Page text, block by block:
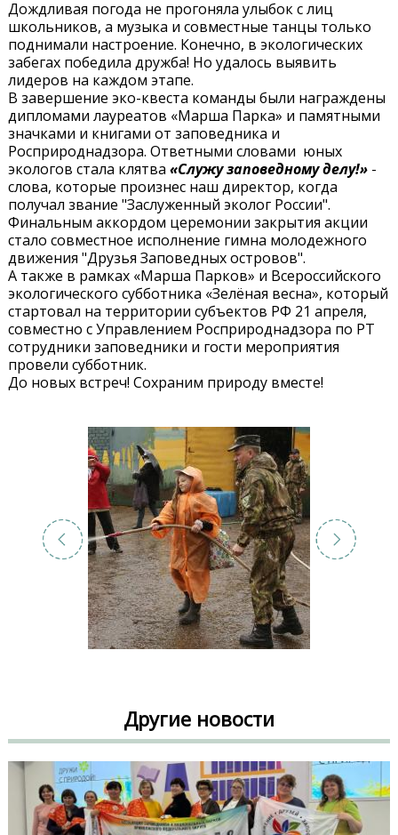
Дождливая погода не прогоняла улыбок с лиц
школьников, а музыка и совместные танцы только
поднимали настроение. Конечно, в экологических
забегах победила дружба! Но удалось выявить
лидеров на каждом этапе.
В завершение эко-квеста команды были награждены
дипломами лауреатов «Марша Парка» и памятными
значками и книгами от заповедника и
Росприроднадзора. Ответными словами юных
экологов стала клятва «Служу заповедному делу!»-
слова, которые произнес наш директор, когда
получал звание "Заслуженный эколог России".
Финальным аккордом церемонии закрытия акции
стало совместное исполнение гимна молодежного
движения "Друзья Заповедных островов".
А также в рамках «Марша Парков» и Всероссийского
экологического субботника «Зелёная весна», который
стартовал на территории субъектов РФ 21 апреля,
совместно с Управлением Росприроднадзора по РТ
сотрудники заповедники и гости мероприятия
провели субботник.
До новых встреч! Сохраним природу вместе!
Другие новости